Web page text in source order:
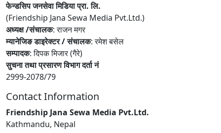
फेन्डसिप जनसेवा मिडिया प्रा. लि.
(Friendship Jana Sewa Media Pvt.Ltd.)
अध्यक्ष /संचालक: राजन मगर
म्यानेजिङ डाइरेक्टर / संचालक: रमेश बसेल
सम्पादक: दिपक मिजार (गैरे)
सुचना तथा प्रसारण विभाग दर्ता नं
2999-2078/79
Contact Information
Friendship Jana Sewa Media Pvt.Ltd.
Kathmandu, Nepal